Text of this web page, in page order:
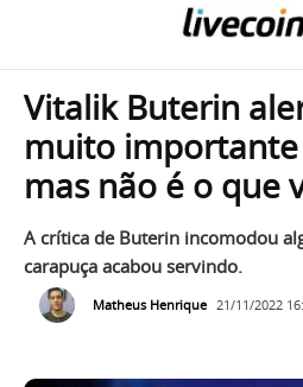
Vitalik Buterin
muito importante
mas não é o que
A crítica de Buterin incomodou
carapuça acabou servindo.
Matheus Henrique 21/11/2022